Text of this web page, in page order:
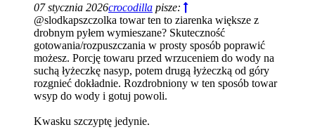
07 stycznia 2026crocodilla pisze:
@slodkapszczolka towar ten to ziarenka większe z
drobnym pyłem wymieszane? Skuteczność
gotowania/rozpuszczania w prosty sposób poprawić
możesz. Porcję towaru przed wrzuceniem do wody na
suchą łyżeczkę nasyp, potem drugą łyżeczką od góry
rozgnieć dokładnie. Rozdrobniony w ten sposób towar
wsyp do wody i gotuj powoli.
Kwasku szczyptę jedynie.